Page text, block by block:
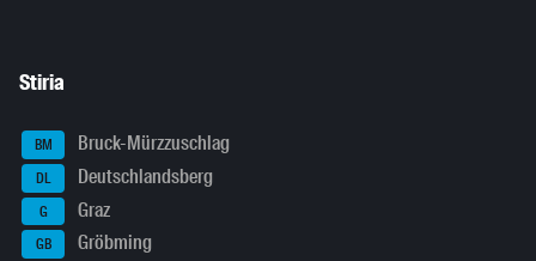
Stiria
BM Bruck-Mürzzuschlag
DL Deutschlandsberg
G Graz
GB Gröbming